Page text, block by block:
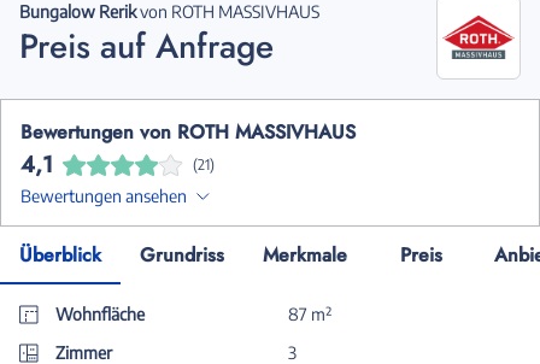
Bungalow Rerikvon ROTH MASSIVHAUS
Preis auf Anfrage
Bewertungen von ROTH MASSIVHAUS
4,1 (21)
Bewertungen ansehen
Überblick Grundriss Merkmale Preis
Wohnfläche
87 m²
Zimmer
3